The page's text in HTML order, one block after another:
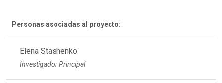
Personas asociadas al proyecto:
Elena Stashenko
Investigador Principal